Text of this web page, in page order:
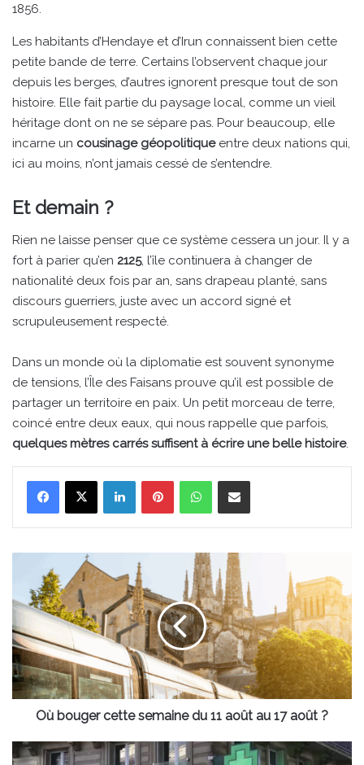
1856.
Les habitants d’Hendaye et d’Irun connaissent bien cette
petite bande de terre. Certains l’observent chaque jour
depuis les berges, d’autres ignorent presque tout de son
histoire. Elle fait partie du paysage local, comme un vieil
héritage dont on ne se sépare pas. Pour beaucoup, elle
incarne un cousinage géopolitiqueentre deux nations qui,
ici au moins, n’ont jamais cessé de s’entendre.
Et demain ?
Rien ne laisse penser que ce système cessera un jour. Il y a
fort à parier qu’en 2125, l’île continuera à changer de
nationalité deux fois par an, sans drapeau planté, sans
discours guerriers, juste avec un accord signé et
scrupuleusement respecté.
Dans un monde où la diplomatie est souvent synonyme
de tensions, l’Île des Faisans prouve qu’il est possible de
partager un territoire en paix. Un petit morceau de terre,
coincé entre deux eaux, qui nous rappelle que parfois,
quelques mètres carrés suffisent à écrire une belle histoire.
LinkedinPinterestWhatsAppPartager par email
bouger
cette
semaine
du
11
août
au
17
Où bouger cette semaine du 11 août au 17 août ?
Pharmacies